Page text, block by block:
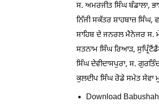
ਸ. ਅਮਰਜੀਤ ਸਿੰਘ ਬੰਡਾਲਾ,
ਨਿੱਜੀ ਸਕੱਤਰ ਸ਼ਾਹਬਾਜ਼ ਸਿੰਘ,
ਸਾਹਿਬ ਦੇ ਜਨਰਲ ਮੈਨੇਜਰ ਸ.
ਸਤਨਾਮ ਸਿੰਘ ਰਿਆੜ,
ਸਿੰਘ ਦੇਵੀਦਾਸਪੁਰਾ, ਸ.
ਕੁਲਦੀਪ ਸਿੰਘ ਰੋਡੇ ਸਮੇਤ ਸੇਵਾ
Download